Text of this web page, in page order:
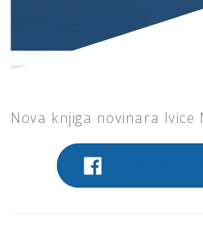
Nova knjiga novinara Ivice